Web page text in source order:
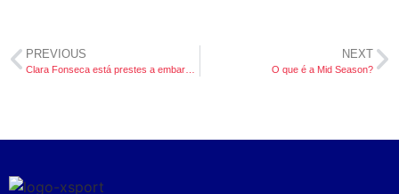
PREVIOUS NEXT
O que é a Mid Season?